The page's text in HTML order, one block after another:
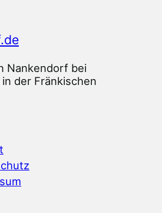
Nankendorf bei
der Fränkischen